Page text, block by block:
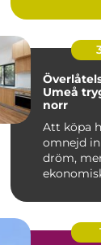
Umeå tryggare husaffärer i
norr
Att köpa
omnejd
dröm,